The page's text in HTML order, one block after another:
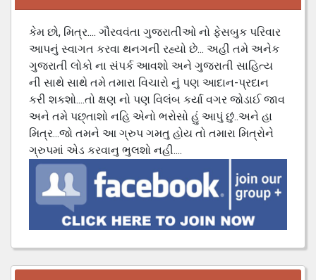
કેમ છો, મિત્ર.... ગૌરવવંતા ગુજરાતીઓ નો ફેસબુક પરિવાર
આપનું સ્વાગત કરવા થનગની રહ્યો છે... અહી તમે અનેક
ગુજરાતી લોકો ના સંપર્ક આવશો અને ગુજરાતી સાહિત્ય
ની સાથે સાથે તમે તમારા વિચારો નું પણ આદાન-પ્રદાન
કરી શકશો....તો ક્ષણ નો પણ વિલંબ કર્યા વગર જોડાઈ જાવ
અને તમે પછ્તાશો નહિ એનો ભરોસો હું આપું છું..અને હા
મિત્ર...જો તમને આ ગ્રુપ ગમતુ હોય તો તમારા મિત્રોને
ગ્રુપમાં એડ કરવાનુ ભુલશો નહી....